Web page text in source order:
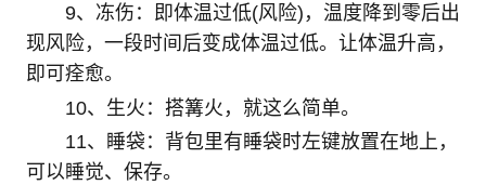
9、冻伤：即体温过低(风险)，温度降到零后出
现风险，一段时间后变成体温过低。让体温升高，
即可痊愈。
10、生火：搭篝火，就这么简单。
11、睡袋：背包里有睡袋时左键放置在地上，
可以睡觉、保存。